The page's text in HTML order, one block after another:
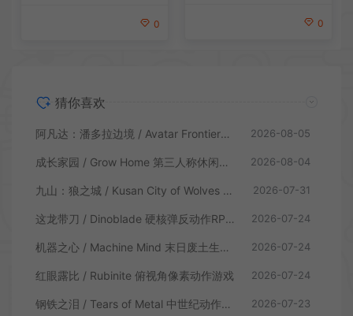
0 0
猜你喜欢
阿凡达：潘多拉边境 / Avatar Frontiers of Pandora 开放世界冒险游戏 2026-08-05
成长家园 / Grow Home 第三人称休闲动作游戏 2026-08-04
九山：狼之城 / Kusan City of Wolves 硬核俯视角动作游戏 2026-07-31
这龙带刀 / Dinoblade 硬核弹反动作RPG游戏 2026-07-24
机器之心 / Machine Mind 末日废土生存动作游戏 2026-07-24
红眼露比 / Rubinite 俯视角像素动作游戏 2026-07-24
钢铁之泪 / Tears of Metal 中世纪动作肉鸽游戏 2026-07-23